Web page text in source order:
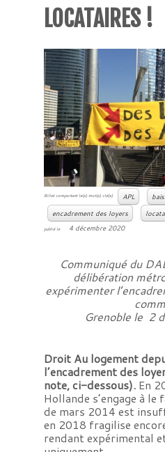
LOCATAIRES !
Billet comportant le(s) mot(s) clé(s) APL
encadrement des loyers
publié le 4 décembre 2020
Communiqué du
délibération
expérimenter
Grenoble le 2
Droit Au logement
l’encadrement des
note, ci-dessous).En
Hollande s’engage à le
de mars 2014 est
en 2018 fragilise
rendant expérimental